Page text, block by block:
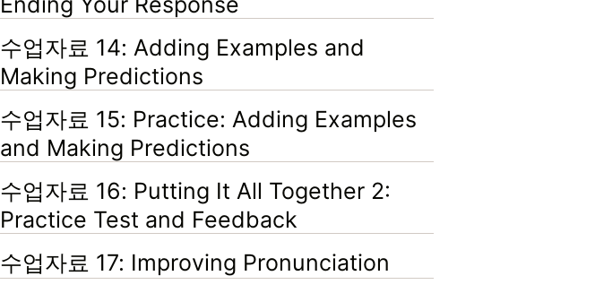
수업자료 14: Adding Examples and
Making Predictions
수업자료 15: Practice: Adding Examples
and Making Predictions
수업자료 16: Putting It All Together 2:
Practice Test and Feedback
수업자료 17: Improving Pronunciation